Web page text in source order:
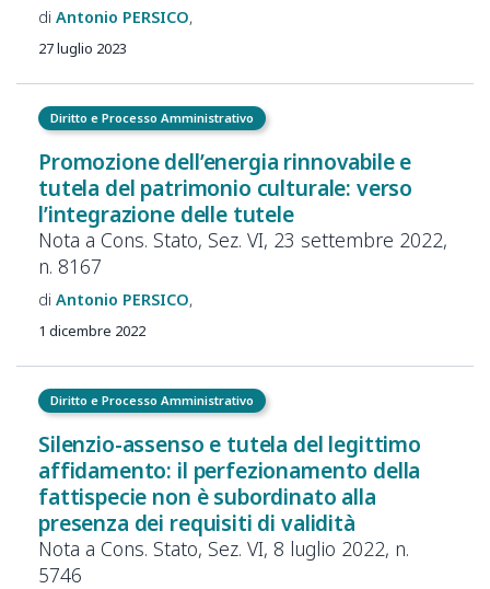
Antonio PERSICO
27 luglio 2023
Diritto e Processo Amministrativo
Promozione dell’energia rinnovabile e
tutela del patrimonio culturale: verso
l’integrazione delle tutele
Nota a Cons. Stato, Sez. VI, 23 settembre 2022,
n. 8167
Antonio PERSICO
1 dicembre 2022
Diritto e Processo Amministrativo
Silenzio-assenso e tutela del legittimo
affidamento: il perfezionamento della
fattispecie non è subordinato alla
presenza dei requisiti di validità
Nota a Cons. Stato, Sez. VI, 8 luglio 2022, n.
5746